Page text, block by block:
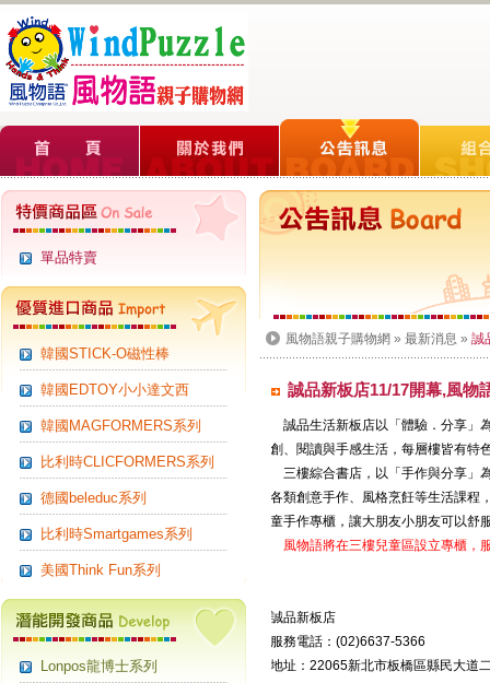
單品特賣
韓國STICK-O磁性棒
韓國EDTOY小小達文西
韓國MAGFORMERS系列
比利時CLICFORMERS系列
德國beleduc系列
比利時Smartgames系列
美國Think Fun系列
Lonpos龍博士系列
風物語親子購物網 » 最新消息 » 誠
誠品新板店11/17開幕,風物
誠品生活新板店以「體驗．分享」
創、閱讀與手感生活，每層樓皆有特
三樓綜合書店，以「手作與分享」
各類創意手作、風格烹飪等生活課程
童手作專櫃，讓大朋友小朋友可以舒
風物語將在三樓兒童區設立專櫃，
誠品新板店
服務電話：(02)6637-5366
地址：22065新北市板橋區縣民大道